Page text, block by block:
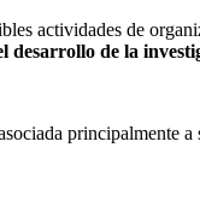
actividades de
desarrollo de la
principalmente